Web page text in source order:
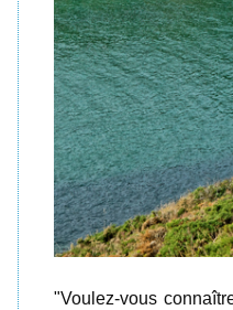
"Voulez-vous